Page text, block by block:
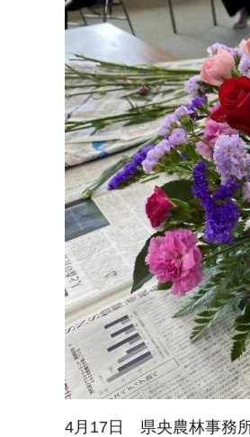
4月17日 県央農林事務